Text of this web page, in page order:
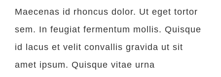
Maecenas id rhoncus dolor. Ut eget tortor
sem. In feugiat fermentum mollis. Quisque
id lacus et velit convallis gravida ut sit
amet ipsum. Quisque vitae urna